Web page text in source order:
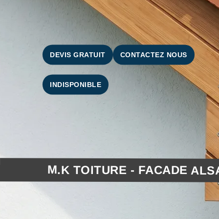
DEVIS GRATUIT CONTACTEZ NOUS
INDISPONIBLE
M.K TOITURE - FACADE